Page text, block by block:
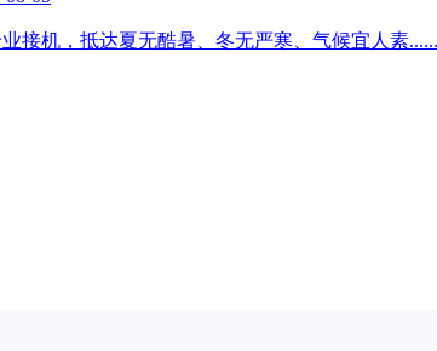
接机，抵达夏无酷暑、冬无严寒、气候宜人素......